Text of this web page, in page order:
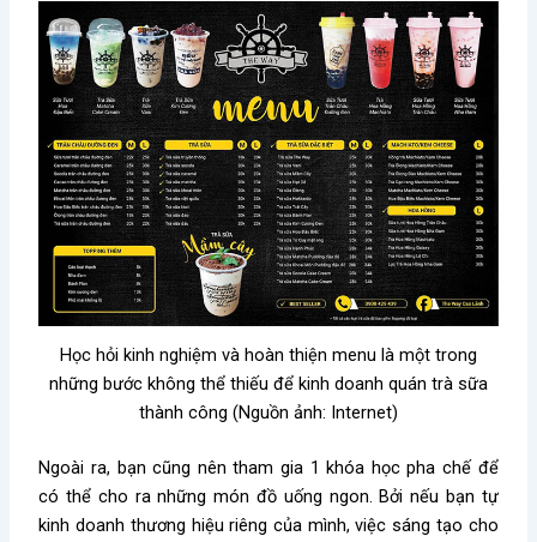
Học hỏi kinh nghiệm và hoàn thiện menu là một trong
những bước không thể thiếu để kinh doanh quán trà sữa
thành công (Nguồn ảnh: Internet)
Ngoài ra, bạn cũng nên tham gia 1 khóa học pha chế để
có thể cho ra những món đồ uống ngon. Bởi nếu bạn tự
kinh doanh thương hiệu riêng của mình, việc sáng tạo cho